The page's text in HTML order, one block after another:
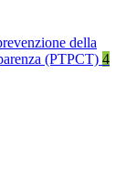
della
(PTPCT) 4